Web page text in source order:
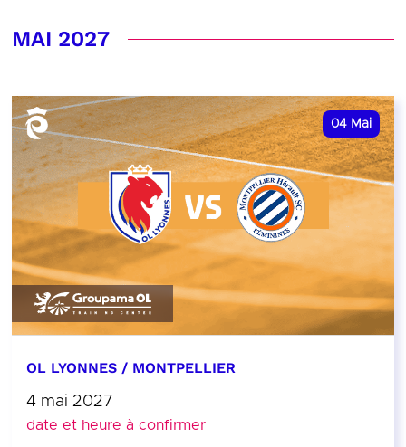
MAI 2027
04 Mai
OL LYONNES / MONTPELLIER
4 mai 2027
date et heure à confirmer